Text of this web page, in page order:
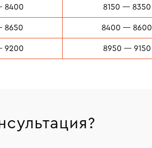
8400 8150 — 8350
8650 8400 — 8600
9200 8950 — 9150